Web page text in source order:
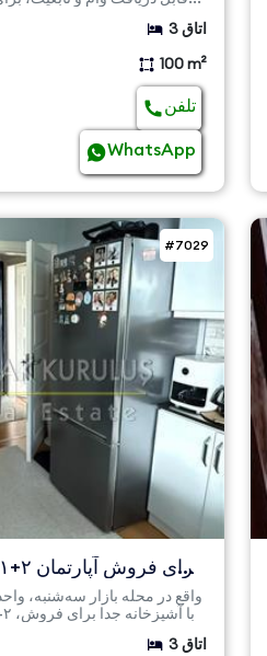
3 اتاق
100 m²
تلفن
WhatsApp
#7029
3 اتاق